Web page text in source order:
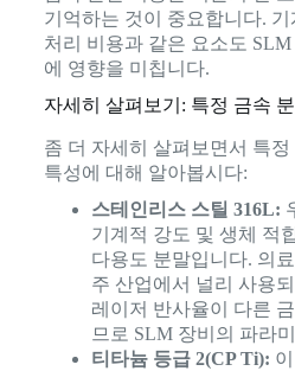
기억하는 것이 중요합니다.
처리 비용과 같은 요소도
에 영향을 미칩니다.
자세히 살펴보기: 특정 금속
좀 더 자세히 살펴보면서 특
특성에 대해 알아봅시다:
스테인리스 스틸 316L:
기계적 강도 및 생체 적
다용도 분말입니다. 의
주 산업에서 널리 사용
레이저 반사율이 다른
므로 SLM 장비의 파라
티타늄 등급 2(CP Ti):